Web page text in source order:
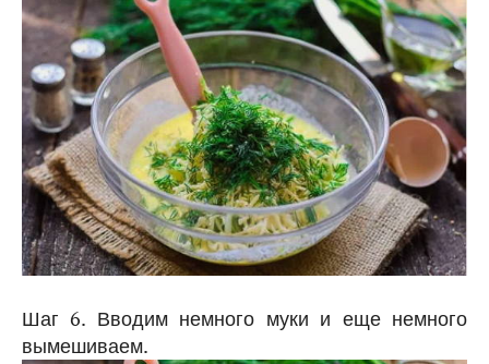
Шаг 6. Вводим немного муки и еще немного
вымешиваем.